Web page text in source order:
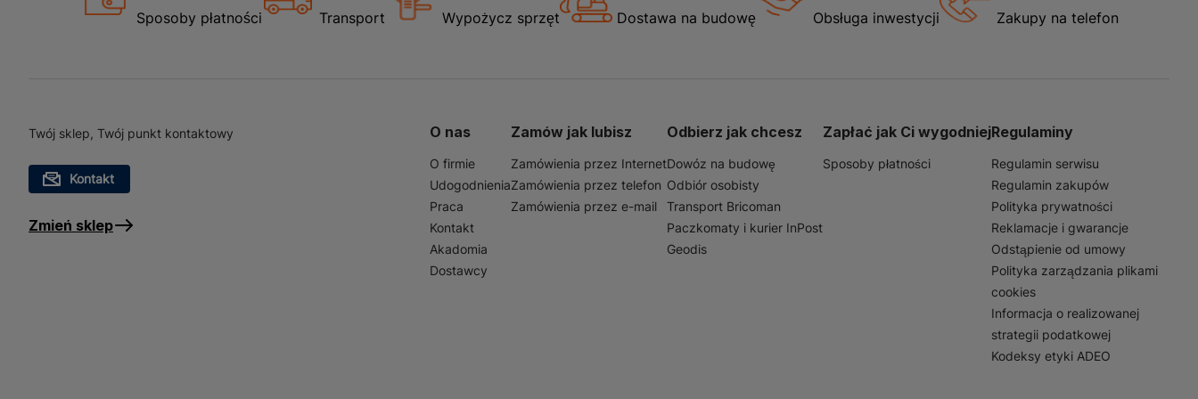
Cokół z uszczelką płyta czarny 2000x150 znajduje szerokie zastosowanie w aranżacji kuchni. Jest idealny do
wykończenia dolnych partii mebli kuchennych, zapewniając estetyczne i funkcjonalne wykończenie. Dzięki
Sposoby płatności Transport Wypożycz sprzęt Dostawa na budowę Obsługa inwestycji Zakupy na telefon
Twój sklep, Twój punkt kontaktowy
Kontakt
Zmień sklep
O nas
O firmie
Udogodnienia
Praca
Kontakt
Akadomia
Dostawcy
Zamów jak lubisz
Zamówienia przez Internet
Zamówienia przez telefon
Zamówienia przez e-mail
Odbierz jak chcesz
Dowóz na budowę
Odbiór osobisty
Transport Bricoman
Paczkomaty i kurier InPost
Geodis
Zapłać jak Ci wygodniej
Sposoby płatności
Regulaminy
Regulamin serwisu
Regulamin zakupów
Polityka prywatności
Reklamacje i gwarancje
Odstąpienie od umowy
Polityka zarządzania plikami
cookies
Informacja o realizowanej
strategii podatkowej
Kodeksy etyki ADEO